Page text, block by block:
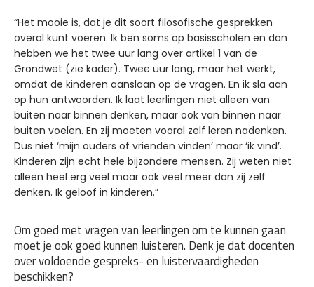
“Het mooie is, dat je dit soort filosofische gesprekken
overal kunt voeren. Ik ben soms op basisscholen en dan
hebben we het twee uur lang over artikel 1 van de
Grondwet (zie kader). Twee uur lang, maar het werkt,
omdat de kinderen aanslaan op de vragen. En ik sla aan
op hun antwoorden. Ik laat leerlingen niet alleen van
buiten naar binnen denken, maar ook van binnen naar
buiten voelen. En zij moeten vooral zelf leren nadenken.
Dus niet ‘mijn ouders of vrienden vinden’ maar ‘ik vind’.
Kinderen zijn echt hele bijzondere mensen. Zij weten niet
alleen heel erg veel maar ook veel meer dan zij zelf
denken. Ik geloof in kinderen.”
Om goed met vragen van leerlingen om te kunnen gaan
moet je ook goed kunnen luisteren. Denk je dat docenten
over voldoende gespreks- en luistervaardigheden
beschikken?